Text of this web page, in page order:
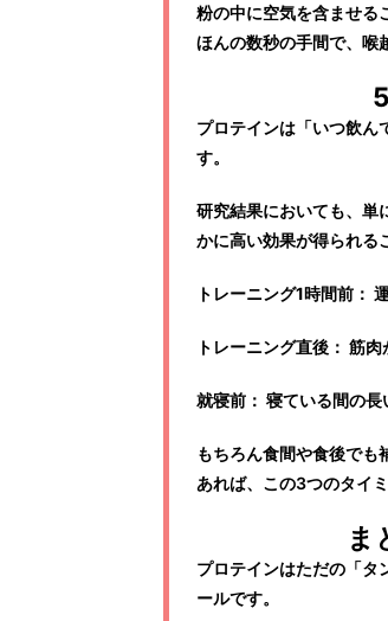
粉の中に空気を含ませる
ほんの数秒の手間で、喉
プロテインは「いつ飲ん
す。
研究結果においても、単
かに高い効果が得られる
トレーニング1時間前：
トレーニング直後： 筋肉
就寝前： 寝ている間の長
もちろん食間や食後でも
あれば、この3つのタイ
ま
プロテインはただの「タ
ールです。